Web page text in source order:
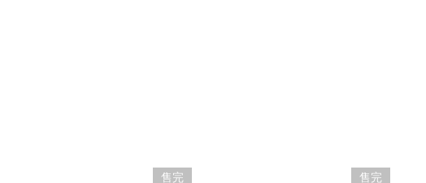
售完 售完